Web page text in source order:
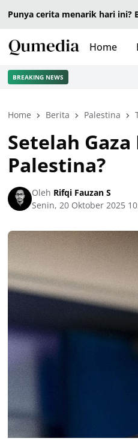
Punya cerita menarik hari ini?
Home
BREAKING NEWS
Home Berita Palestina
Setelah
Palestina?
Oleh Rifqi Fauzan S
Senin, 20 Oktober 2025